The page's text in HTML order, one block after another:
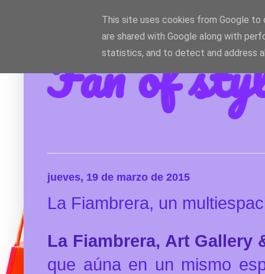
Fan of
jueves, 19 de marzo de 2015
La Fiambrera, un
La Fiambrera, Art Gallery
que aúna en un mismo
This site uses cookies from Google to
are shared with Google along with
statistics, and to detect and address